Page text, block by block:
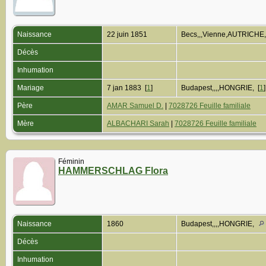
Naissance 22 juin 1851
Décès
Inhumation
Mariage 7 jan 1883 [1] Budapest,,,,HONGRIE, [1
Père AMAR Samuel D. 7028726 Feuille familiale
Mère ALBACHARI Sarah 7028726 Feuille familiale
Féminin
HAMMERSCHLAG Flora
Naissance 1860 Budapest,,,,HONGRIE,
Décès
Inhumation